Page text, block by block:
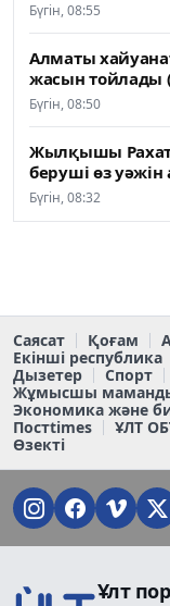
Бүгін, 08:55
Алматы
жасын тойлады
Бүгін, 08:50
Жылқышы Рахат
беруші өз
Бүгін, 08:32
Саясат Қоғам
Екінші республика
Дызетер
Спорт
Жұмысшы
Экономика және
Постtimes
ҰЛТ
Өзекті
Ұлт